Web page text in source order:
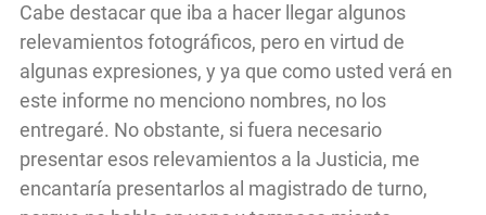
Cabe destacar que iba a hacer llegar algunos
relevamientos fotográficos, pero en virtud de
algunas expresiones, y ya que como usted verá en
este informe no menciono nombres, no los
entregaré. No obstante, si fuera necesario
presentar esos relevamientos a la Justicia, me
encantaría presentarlos al magistrado de turno,